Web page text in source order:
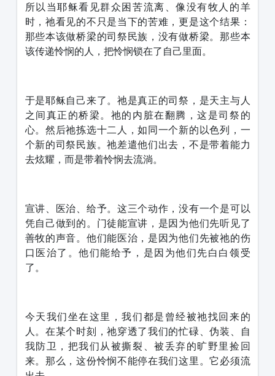
所以当耶稣看见群众困苦流离、像没有牧人的羊
时，祂看见的不只是当下的苦难，更是这个结果：
那些本该做桥梁的司祭民族，没有做桥梁。那些本
该传递怜悯的人，把怜悯锁在了自己里面。
于是耶稣自己来了。祂是真正的司祭，是天主与人
之间真正的桥梁。祂的内脏在翻腾，这是司祭的
心。然后祂拣选十二人，如同一个新的以色列，一
个新的司祭民族。祂差遣他们出去，不是带着能力
去炫耀，而是带着怜悯去流淌。
宣讲、医治、给予。这三个动作，没有一个是可以
凭自己做到的。门徒能宣讲，是因为他们先听见了
善牧的声音。他们能医治，是因为他们先被祂的伤
口医治了。他们能给予，是因为他们先白白领受
了。
今天我们坐在这里，我们都是曾经被祂找回来的
人。在某个时刻，祂穿透了我们的忙碌、伪装、自
我防卫，把我们从被撕裂、被丢弃的旷野里捡回
来。那么，这份怜悯不能停在我们这里。它必须流